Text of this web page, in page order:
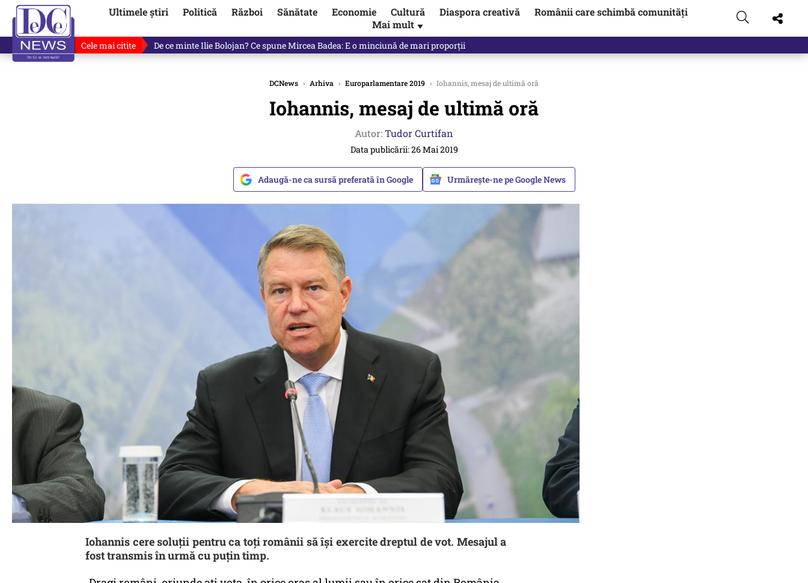
Ultimele știri Politică Război Sănătate Economie Cultură Diaspora creativă
Românii care schimbă comunități
Mai mult ▼
Cele mai citite Cu luni înainte de anunțul lui Ponta, Chirieac anticipa totul. Cine este acum în pericol / VIDEO
DCNews › Arhiva › Europarlamentare 2019 › Iohannis, mesaj de ultimă oră
Iohannis, mesaj de ultimă oră
Autor:Tudor Curtifan
Data publicării: 26 Mai 2019
Adaugă-ne ca sursă preferată în Google Urmărește-ne pe Google News
Iohannis cere soluții pentru ca toți românii să își exercite dreptul de vot. Mesajul a
fost transmis în urmă cu puțin timp.